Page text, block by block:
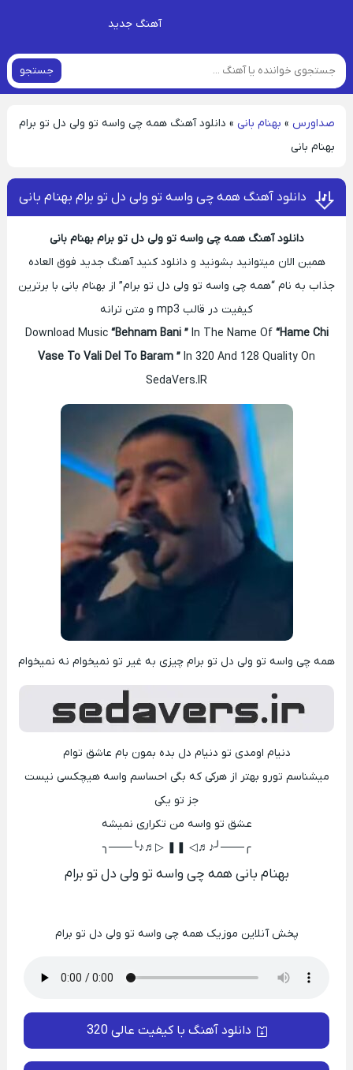
آهنگ جدید
جستجو
صداورس » بهنام بانی » دانلود آهنگ همه چی واسه تو ولی دل تو برام
بهنام بانی
دانلود آهنگ همه چی واسه تو ولی دل تو برام بهنام بانی
دانلود آهنگ همه چی واسه تو ولی دل تو برام بهنام بانی
همین الان میتوانید بشونید و دانلود کنید آهنگ جدید فوق العاده
جذاب به نام “همه چی واسه تو ولی دل تو برام” از بهنام بانی با برترین
کیفیت در قالب mp3 و متن ترانه
Download Music “Behnam Bani ”In The Name Of “Hame Chi
Vase To Vali Del To Baram ” In 320 And 128 Quality On
SedaVers.IR
همه چی واسه تو ولی دل تو برام چیزی به غیر تو نمیخوام نه نمیخوام
دنیام اومدی تو دنیام دل بده بمون بام عاشق توام
میشناسم تورو بهتر از هرکی که بگی احساسم واسه هیچکسی نیست
جز تو یکی
عشق تو واسه من تکراری نمیشه
╭───╯♪♬◁ ❚❚ ▷♬♪╰───╮
بهنام بانی همه چی واسه تو ولی دل تو برام
پخش آنلاین موزیک همه چی واسه تو ولی دل تو برام
دانلود آهنگ با کیفیت عالی 320